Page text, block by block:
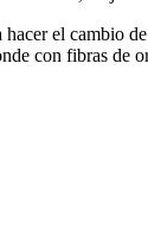
hacer el cambio
con fibras de